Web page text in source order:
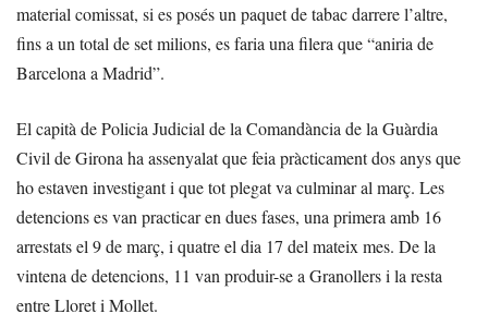
material comissat, si es posés un paquet de tabac darrere l’altre,
fins a un total de set milions, es faria una filera que “aniria de
Barcelona a Madrid”.
El capità de Policia Judicial de la Comandància de la Guàrdia
Civil de Girona ha assenyalat que feia pràcticament dos anys que
ho estaven investigant i que tot plegat va culminar al març. Les
detencions es van practicar en dues fases, una primera amb 16
arrestats el 9 de març, i quatre el dia 17 del mateix mes. De la
vintena de detencions, 11 van produir-se a Granollers i la resta
entre Lloret i Mollet.